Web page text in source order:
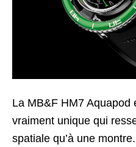
La MB&F HM7 Aquapod
vraiment unique qui
spatiale qu’à une